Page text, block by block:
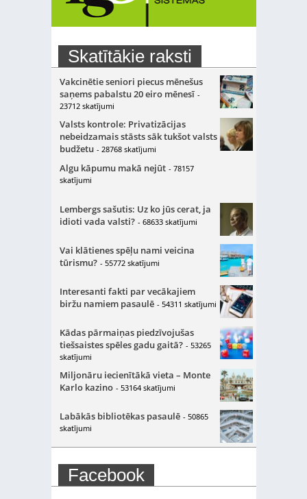
Skatītākie raksti
Vakcinētie seniori piecus mēnešus
saņems pabalstu 20 eiro mēnesī -
23712 skatījumi
Valsts kontrole: Privatizācijas
nebeidzamais stāsts sāk tukšot valsts
budžetu - 28768 skatījumi
Algu kāpumu makā nejūt - 78157
skatījumi
Lembergs sašutis: Uz ko jūs cerat, ja
idioti vada valsti? - 68633 skatījumi
Vai klātienes spēļu nami veicina
tūrismu? - 55772 skatījumi
Interesanti fakti par vecākajiem
biržu namiem pasaulē - 54311 skatījumi
Kādas pārmaiņas piedzīvojušas
tiešsaistes spēles gadu gaitā? - 53265
skatījumi
Miljonāru iecienītākā vieta – Monte
Karlo kazino - 53164 skatījumi
Labākās bibliotēkas pasaulē - 50865
skatījumi
Facebook